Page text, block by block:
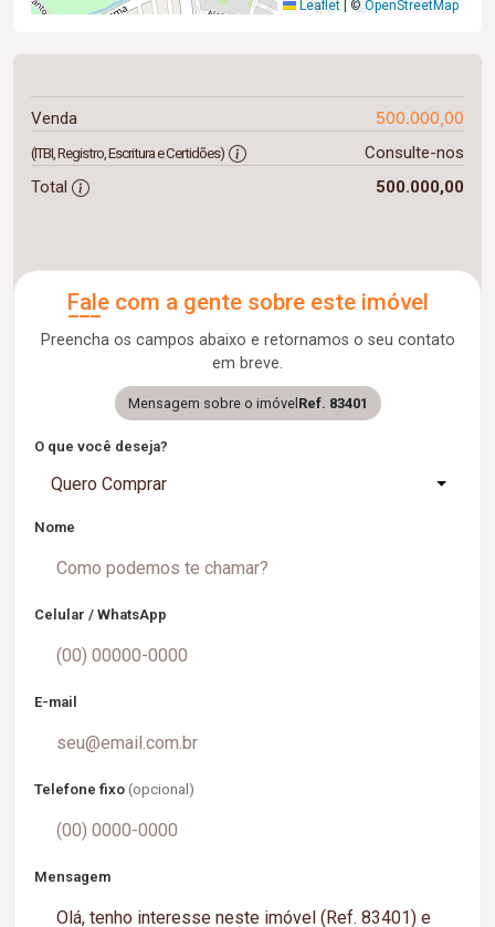
Leaflet ©OpenStreetMap
Venda 500.000,00
(ITBI, Registro, Escritura e Certidões)
Consulte-nos
Total
500.000,00
Fale com a gente sobre este imóvel
Preencha os campos abaixo e retornamos o seu contato
em breve.
Mensagem sobre o imóvel Ref. 83401
O que você deseja?
Quero Comprar
Nome
Celular / WhatsApp
E-mail
Telefone fixo (opcional)
Mensagem